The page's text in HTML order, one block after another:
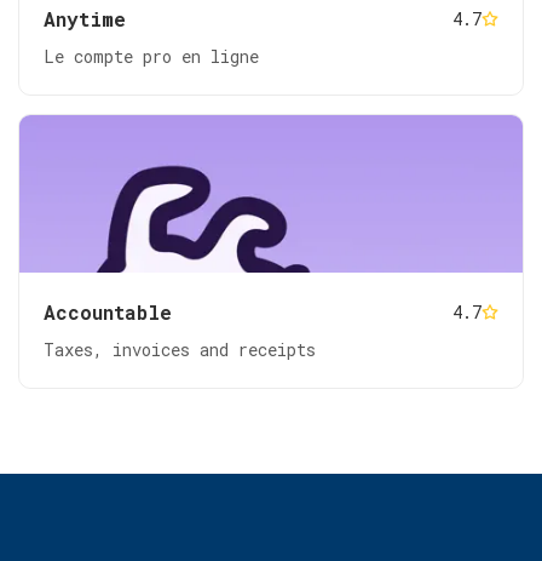
Anytime
4.7
Le compte pro en ligne
Accountable
4.7
Taxes, invoices and receipts